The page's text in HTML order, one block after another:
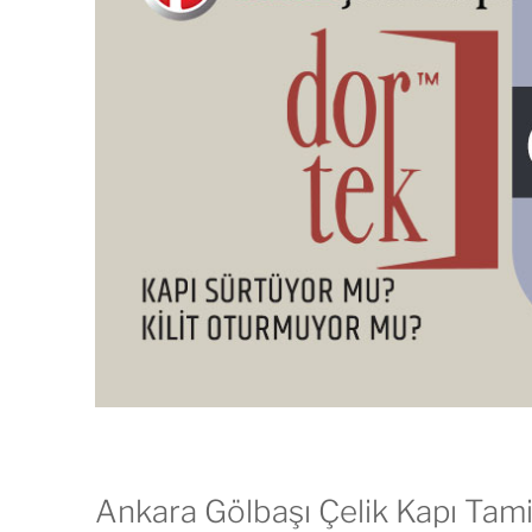
Ankara Gölbaşı Çelik Kapı